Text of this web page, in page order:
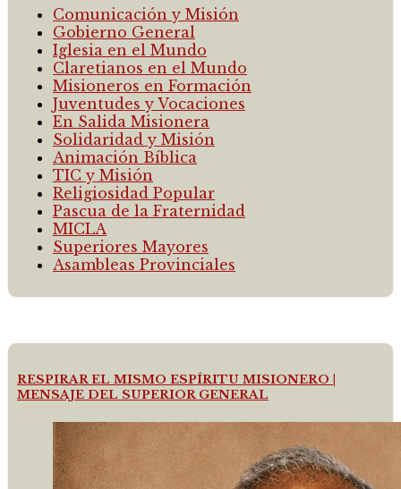
Comunicación y Misión
Gobierno General
Iglesia en el Mundo
Claretianos en el Mundo
Misioneros en Formación
Juventudes y Vocaciones
En Salida Misionera
Solidaridad y Misión
Animación Bíblica
TIC y Misión
Religiosidad Popular
Pascua de la Fraternidad
MICLA
Superiores Mayores
Asambleas Provinciales
RESPIRAR EL MISMO ESPÍRITU MISIONERO |
MENSAJE DEL SUPERIOR GENERAL